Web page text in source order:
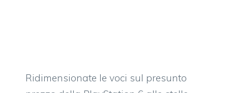
Ridimensionate le voci sul presunto